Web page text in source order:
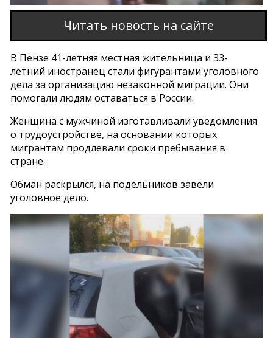
Читать новость на сайте
В Пензе 41-летняя местная жительница и 33-
летний иностранец стали фигурантами уголовного
дела за организацию незаконной миграции. Они
помогали людям оставаться в России.
Женщина с мужчиной изготавливали уведомления
о трудоустройстве, на основании которых
мигрантам продлевали сроки пребывания в
стране.
Обман раскрылся, на подельников завели
уголовное дело.